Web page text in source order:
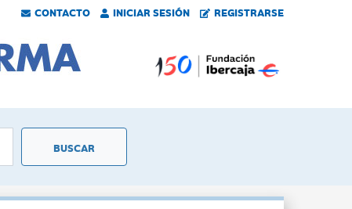
CONTACTO INICIAR SESIÓN REGISTRARSE